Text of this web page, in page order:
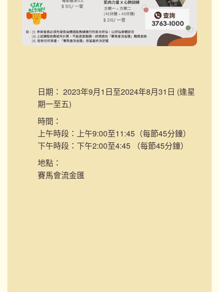
日期： 2023年9月1日至2024年8月31日 (逢星
期一至五)
時間：
上午時段：上午9:00至11:45（每節45分鐘）
下午時段：下午2:00至4:45 （每節45分鐘）
地點：
賽馬會流金匯